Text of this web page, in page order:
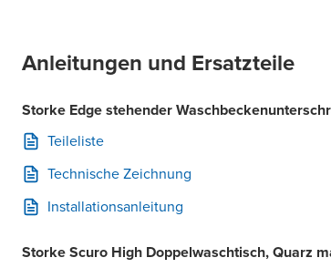
Anleitungen und Ersatzteile
Storke Edge stehender
Teileliste
Technische Zeichnung
Installationsanleitung
Storke Scuro High Doppelwaschtisch, Quarz